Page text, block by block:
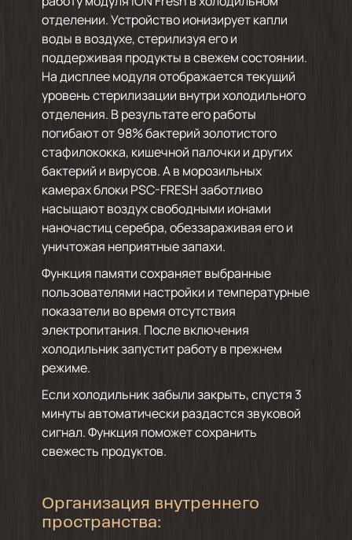
отделении. Устройство ионизирует капли
воды в воздухе, стерилизуя его и
поддерживая продукты в свежем состоянии.
На дисплее модуля отображается текущий
уровень стерилизации внутри холодильного
отделения. В результате его работы
погибают от 98% бактерий золотистого
стафилококка, кишечной палочки и других
бактерий и вирусов. А в морозильных
камерах блоки PSC-FRESH заботливо
насыщают воздух свободными ионами
наночастиц серебра, обеззараживая его и
уничтожая неприятные запахи.
Функция памяти сохраняет выбранные
пользователями настройки и температурные
показатели во время отсутствия
электропитания. После включения
холодильник запустит работу в прежнем
режиме.
Если холодильник забыли закрыть, спустя 3
минуты автоматически раздастся звуковой
сигнал. Функция поможет сохранить
свежесть продуктов.
Организация внутреннего
пространства: